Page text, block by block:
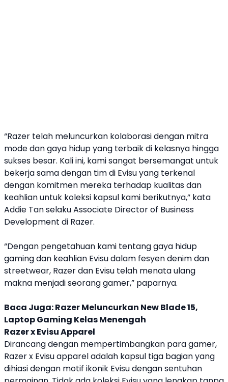
“Razer telah meluncurkan kolaborasi dengan mitra
mode dan gaya hidup yang terbaik di kelasnya hingga
sukses besar. Kali ini, kami sangat bersemangat untuk
bekerja sama dengan tim di Evisu yang terkenal
dengan komitmen mereka terhadap kualitas dan
keahlian untuk koleksi kapsul kami berikutnya,” kata
Addie Tan selaku Associate Director of Business
Development di Razer.
“Dengan pengetahuan kami tentang gaya hidup
gaming dan keahlian Evisu dalam fesyen denim dan
streetwear, Razer dan Evisu telah menata ulang
makna menjadi seorang gamer,” paparnya.
Baca Juga:Razer Meluncurkan New Blade 15,
Laptop Gaming Kelas Menengah
RazerxEvisuApparel
Dirancang dengan mempertimbangkan para gamer,
Razerx Evisuappareladalah kapsul tiga bagian yang
dihiasi dengan motif ikonik Evisudengan sentuhan